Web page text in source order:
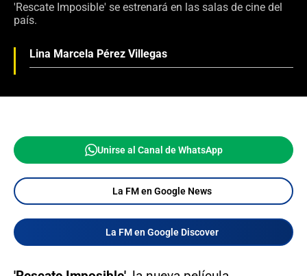
'Rescate Imposible' se estrenará en las salas de cine del
país.
Lina Marcela Pérez Villegas
Unirse al Canal de WhatsApp
La FM en Google News
La FM en Google Discover